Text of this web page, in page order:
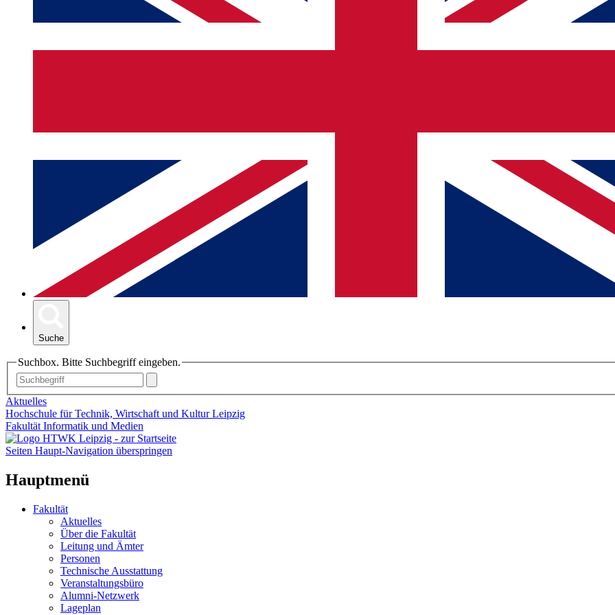
Suche
Suchbox. Bitte Suchbegriff eingeben.
Aktuelles
Hochschule für Technik, Wirtschaft und Kultur Leipzig
Fakultät Informatik und Medien
Seiten Haupt-Navigation überspringen
Hauptmenü
Fakultät
Aktuelles
Über die Fakultät
Leitung und Ämter
Personen
Technische Ausstattung
Veranstaltungsbüro
Alumni-Netzwerk
Lageplan